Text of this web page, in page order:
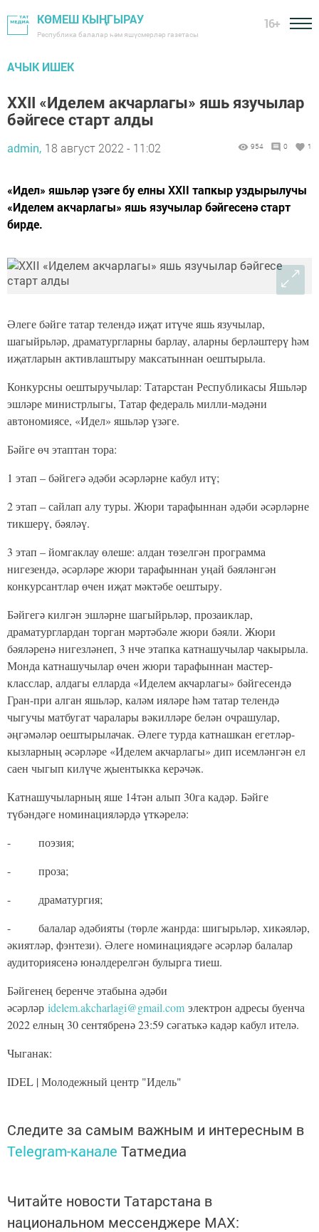
КӨМЕШ КЫҢГЫРАУ
Республика балалар һәм яшүсмерләр газетасы
16+
АЧЫК ИШЕК
XXII «Иделем акчарлагы» яшь язучылар
бәйгесе старт алды
admin, 18 август 2022 - 11:02 954 0 1
«Идел» яшьләр үзәге бу елны XXII тапкыр уздырылучы
«Иделем акчарлагы» яшь язучылар бәйгесенә старт
бирде.
Әлеге бәйге татар телендә иҗат итүче яшь язучылар,
шагыйрьләр, драматургларны барлау, аларны берләштерү һәм
иҗатларын активлаштыру максатыннан оештырыла.
Конкурсны оештыручылар: Татарстан Республикасы Яшьләр
эшләре министрлыгы, Татар федераль милли-мәдәни
автономиясе, «Идел» яшьләр үзәге.
Бәйге өч этаптан тора:
1 этап – бәйгегә әдәби әсәрләрне кабул итү;
2 этап – сайлап алу туры. Жюри тарафыннан әдәби әсәрләрне
тикшерү, бәяләү.
3 этап – йомгаклау өлеше: алдан төзелгән программа
нигезендә, әсәрләре жюри тарафыннан уңай бәяләнгән
конкурсантлар өчен иҗат мәктәбе оештыру.
Бәйгегә килгән эшләрне шагыйрьләр, прозаиклар,
драматурглардан торган мәртәбәле жюри бәяли. Жюри
бәяләренә нигезләнеп, 3 нче этапка катнашучылар чакырыла.
Монда катнашучылар өчен жюри тарафыннан мастер-
класслар, алдагы елларда «Иделем акчарлагы» бәйгесендә
Гран-при алган яшьләр, каләм ияләре һәм татар телендә
чыгучы матбугат чаралары вәкилләре белән очрашулар,
әңгәмәләр оештырылачак. Әлеге турда катнашкан егетләр-
кызларның әсәрләре «Иделем акчарлагы» дип исемләнгән ел
саен чыгып килүче җыентыкка керәчәк.
Катнашучыларның яше 14тән алып 30га кадәр. Бәйге
түбәндәге номинацияләрдә үткәрелә:
- поэзия;
- проза;
- драматургия;
- балалар әдәбияты (төрле жанрда: шигырьләр, хикәяләр,
әкиятләр, фэнтези). Әлеге номинациядәге әсәрләр балалар
аудиториясенә юнәлдерелгән булырга тиеш.
Бәйгенең беренче этабына әдәби
әсәрләр idelem.akcharlagi@gmail.com электрон адресы буенча
2022 елның 30 сентябренә 23:59 сәгатькә кадәр кабул ителә.
Чыганак:
IDEL | Молодежный центр "Идель"
Следите за самым важным и интересным в
Telegram-канале Татмедиа
Читайте новости Татарстана в
национальном мессенджере MАХ: